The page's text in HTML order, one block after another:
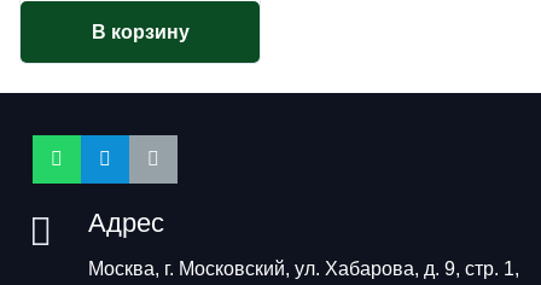
В корзину
Адрес
Москва, г. Московский, ул. Хабарова, д. 9, стр. 1,